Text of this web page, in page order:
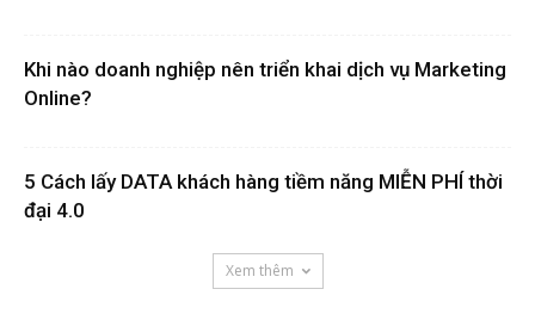
Khi nào doanh nghiệp nên triển khai dịch vụ Marketing
Online?
5 Cách lấy DATA khách hàng tiềm năng MIỄN PHÍ thời
đại 4.0
Xem thêm